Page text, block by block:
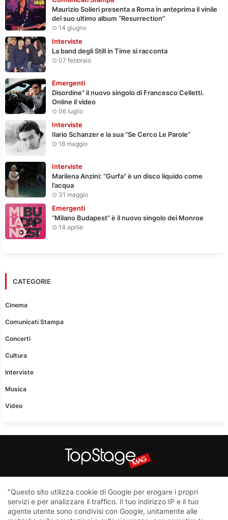
Maurizio Solieri presenta a Roma in anteprima il vinile
del suo ultimo album “Resurrection”
14 giugno
Interviste
La band degli Still in Time si racconta
07 febbraio
Emergenti
Disordine” il nuovo singolo di Francesco Celletti.
Online il video
06 luglio
Interviste
Ilario Schanzer e la sua “Se Cerco Le Parole”
18 maggio
Interviste
Marilena Anzini: “Gurfa” è un disco liquido come
l’acqua
31 maggio
Emergenti
“Milano Budapest” è il nuovo singolo dei Monroe
14 aprile
CATEGORIE
Cinema
Comunicati Stampa
Concerti
Cultura
Interviste
Musica
Video
aggiornato senza nessuna periodicità. Non può pertanto
considerarsi un prodotto editoriale ai sensi della legge n.62 del
7.03.2001
"Questo sito utilizza cookie di Google per erogare i propri
servizi e per analizzare il traffico. Il tuo indirizzo IP e il tuo
agente utente sono condivisi con Google, unitamente alle